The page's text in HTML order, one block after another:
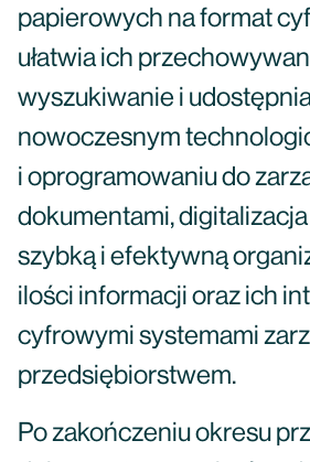
papierowych na format
ułatwia ich
wyszukiwanie i
nowoczesnym
i oprogramowaniu do
dokumentami,
szybką i efektywną
ilości informacji oraz ich
cyfrowymi systemami
przedsiębiorstwem.
Po zakończeniu okresu